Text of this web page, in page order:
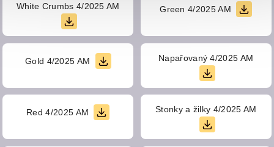
White Crumbs 4/2025 AM Green 4/2025 AM
Gold 4/2025 AM Napařovaný 4/2025 AM
Red 4/2025 AM Stonky a žilky 4/2025 AM